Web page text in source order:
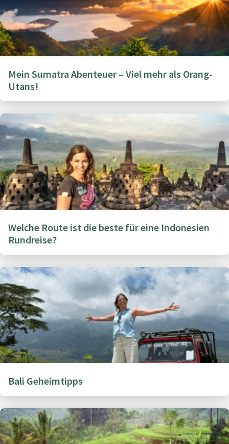
Mein Sumatra Abenteuer – Viel mehr als Orang-
Utans!
Welche Route ist die beste für eine Indonesien
Rundreise?
Bali Geheimtipps